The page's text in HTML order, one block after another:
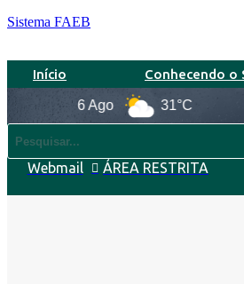
Sistema FAEB
Início Conhecendo o
6 Ago 31°C
Webmail ÁREA RESTRITA